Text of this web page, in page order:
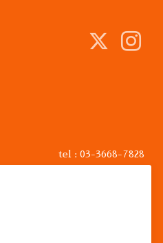
tel : 03-3668-7828